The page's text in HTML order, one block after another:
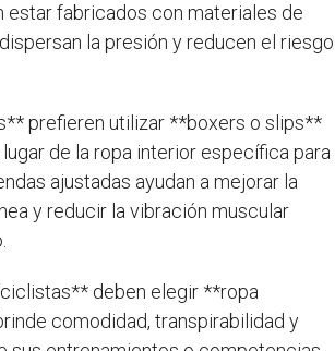
estar fabricados con materiales de
la presión y reducen el riesgo
prefieren utilizar **boxers o slips**
de la ropa interior específica para
ajustadas ayudan a mejorar la
y reducir la vibración muscular
deben elegir **ropa
comodidad, transpirabilidad y